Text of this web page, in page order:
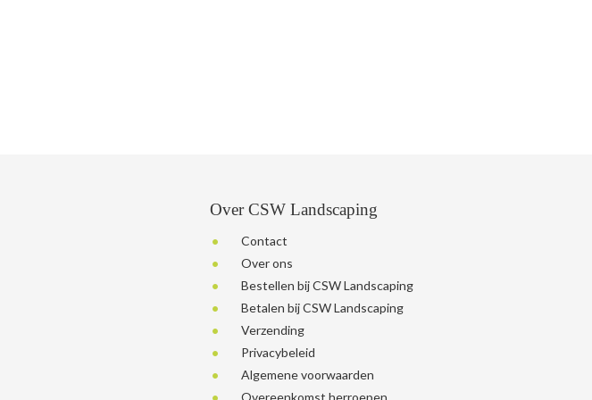
Over CSW Landscaping
Contact
Over ons
Bestellen bij CSW Landscaping
Betalen bij CSW Landscaping
Verzending
Privacybeleid
Algemene voorwaarden
Overeenkomst herroepen